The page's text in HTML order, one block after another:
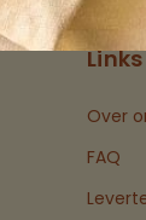
Links
Over
FAQ